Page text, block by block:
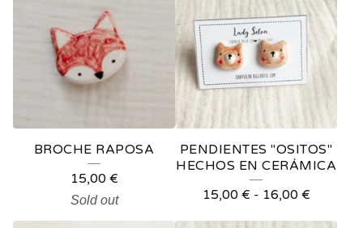
BROCHE RAPOSA
15,00 €
Sold out
PENDIENTES "OSITOS"
HECHOS EN CERÁMICA
15,00 € - 16,00 €